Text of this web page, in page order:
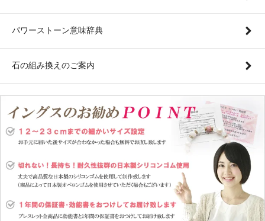
パワーストーン意味辞典
石の組み換えのご案内